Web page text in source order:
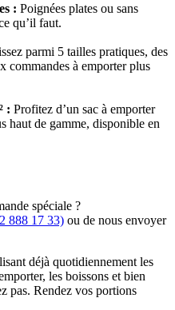
: Poignées plates ou sans
qu’il faut.
parmi 5 tailles pratiques, des
commandes à emporter plus
: Profitez d’un sac à emporter
haut de gamme, disponible en
faces.
:Livraison express
ces sacs facilitent le
votre marque visible. Tous
plus que de simples
spéciale ?
888 17 33) ou de nous envoyer
déjà quotidiennement les
les boissons et bien
pas. Rendez vos portions